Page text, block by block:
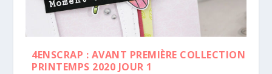
4ENSCRAP : AVANT PREMIÈRE COLLECTION
PRINTEMPS 2020 JOUR 1